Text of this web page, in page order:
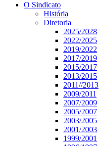
O Sindicato
História
Diretoria
2025/2028
2022/2025
2019/2022
2017/2019
2015/2017
2013/2015
2011//2013
2009/2011
2007/2009
2005/2007
2003/2005
2001/2003
1999/2001